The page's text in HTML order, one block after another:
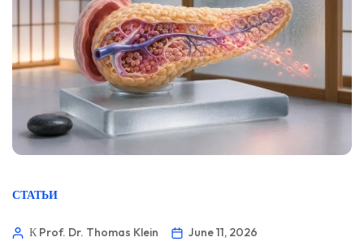
СТАТЬИ
К Prof. Dr. Thomas Klein
June 11, 2026